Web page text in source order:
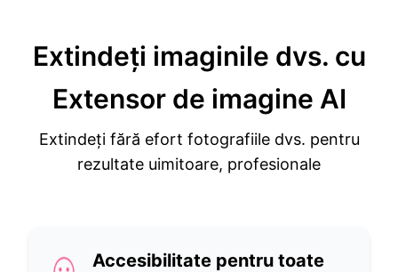
Extindeți imaginile dvs. cu
Extensor de imagine AI
Extindeți fără efort fotografiile dvs. pentru
rezultate uimitoare, profesionale
Accesibilitate pentru toate